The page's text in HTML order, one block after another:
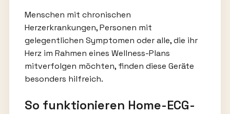
Menschen mit chronischen
Herzerkrankungen, Personen mit
gelegentlichen Symptomen oder alle, die ihr
Herz im Rahmen eines Wellness-Plans
mitverfolgen möchten, finden diese Geräte
besonders hilfreich.
So funktionieren Home-ECG-